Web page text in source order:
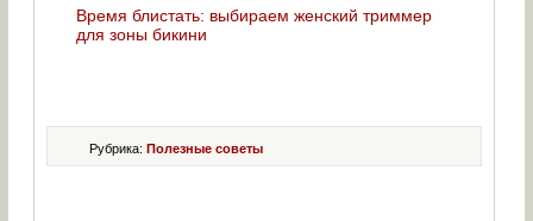
Время блистать: выбираем женский триммер
для зоны бикини
Рубрика:Полезные советы